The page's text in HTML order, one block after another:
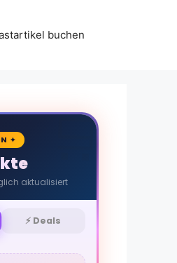
buchen
🛒
✦
aktualisiert
⚡ Deals